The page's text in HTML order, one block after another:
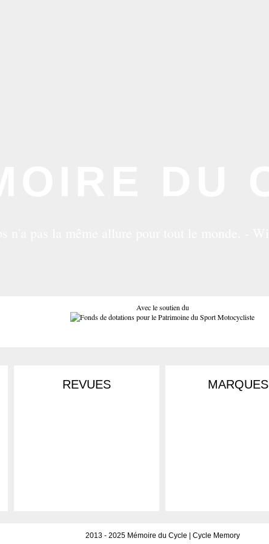
Avec le soutien du
REVUES MARQUES
2013 - 2025 Mémoire du Cycle | Cycle Memory